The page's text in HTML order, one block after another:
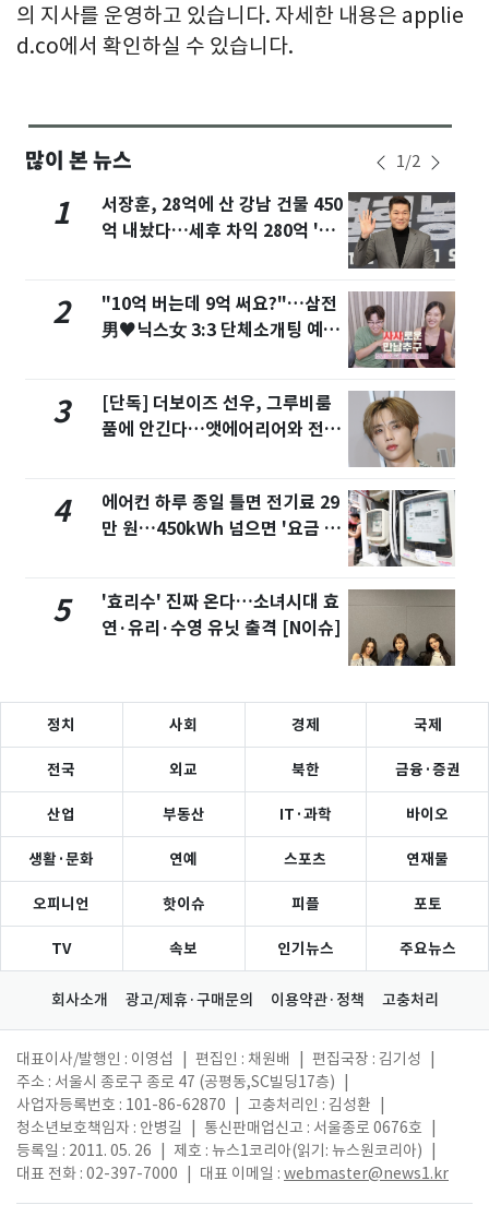
의 지사를 운영하고 있습니다. 자세한 내용은 applie
d.co에서 확인하실 수 있습니다.
많이 본 뉴스 1/2
1
서장훈, 28억에 산 강남 건물 450
억 내놨다…세후 차익 280억 '잭
2
"10억 버는데 9억 써요?"…삼전
男♥닉스女 3:3 단체소개팅 예능
3
[단독] 더보이즈 선우, 그루비룸
품에 안긴다…앳에어리어와 전속
4
에어컨 하루 종일 틀면 전기료 29
만 원…450kWh 넘으면 '요금 폭
5
'효리수' 진짜 온다…소녀시대 효
연·유리·수영 유닛 출격 [N이슈]
정치 사회 경제 국제
전국 외교 북한 금융·증권
산업 부동산 IT·과학 바이오
생활·문화 연예 스포츠 연재물
오피니언 핫이슈 피플 포토
TV 속보 인기뉴스 주요뉴스
회사소개 광고/제휴·구매문의 이용약관·정책 고충처리
대표이사/발행인 : 이영섭 편집인 : 채원배 편집국장 : 김기성
주소 : 서울시 종로구 종로 47 (공평동,SC빌딩17층)
사업자등록번호 : 101-86-62870
고충처리인 : 김성환
청소년보호책임자 : 안병길
통신판매업신고 : 서울종로 0676호
등록일 : 2011. 05. 26
제호 : 뉴스1코리아(읽기: 뉴스원코리아)
대표 전화 : 02-397-7000
대표 이메일 : webmaster@news1.kr